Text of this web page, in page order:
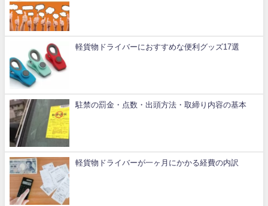
軽貨物ドライバーにおすすめな便利グッズ17選
駐禁の罰金・点数・出頭方法・取締り内容の基本
軽貨物ドライバーが一ヶ月にかかる経費の内訳